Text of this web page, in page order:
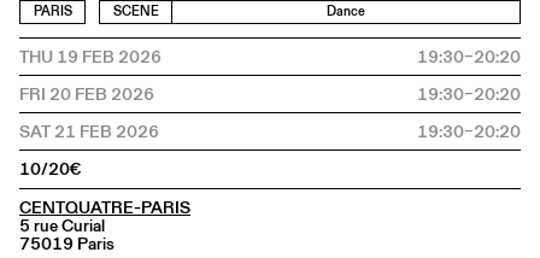
PARIS SCENE Dance
THU 19 FEB 2026
19:30–20:20
FRI 20 FEB 2026
19:30–20:20
SAT 21 FEB 2026
19:30–20:20
10/20€
CENTQUATRE-PARIS
5 rue Curial
75019 Paris